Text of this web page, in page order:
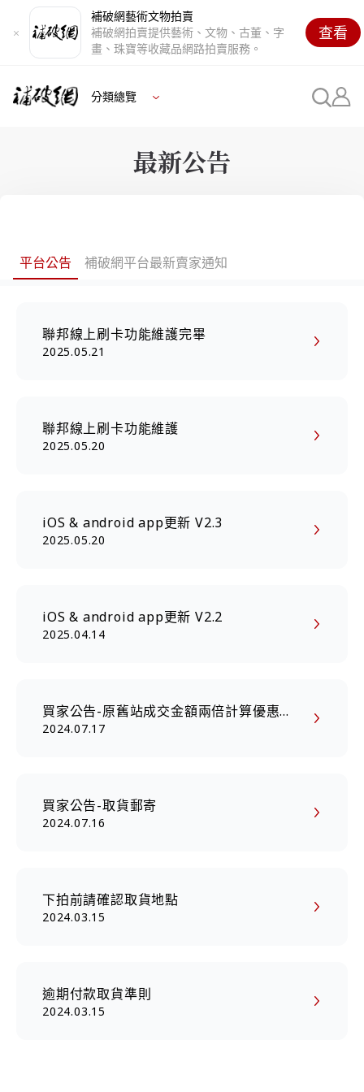
補破網藝術文物拍賣
補破網拍賣提供藝術、文物、古董、字
畫、珠寶等收藏品網路拍賣服務。
查看
分類總覽
最新公告
平台公告 補破網平台最新賣家通知
聯邦線上刷卡功能維護完畢
2025.05.21
聯邦線上刷卡功能維護
2025.05.20
iOS & android app更新 V2.3
2025.05.20
iOS & android app更新 V2.2
2025.04.14
買家公告-原舊站成交金額兩倍計算優惠
活動將至8/7日結束
2024.07.17
買家公告-取貨郵寄
2024.07.16
下拍前請確認取貨地點
2024.03.15
逾期付款取貨準則
2024.03.15